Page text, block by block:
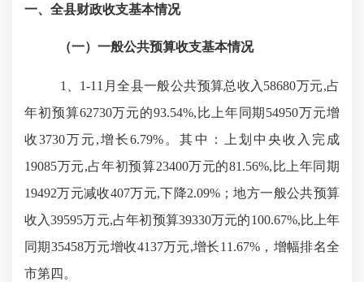
一、全县财政收支基本情况
（一）一般公共预算收支基本情况
1、1-11月全县一般公共预算总收入58680万元,占
年初预算62730万元的93.54%,比上年同期54950万元增
收3730万元,增长6.79%。其中：上划中央收入完成
19085万元,占年初预算23400万元的81.56%,比上年同期
19492万元减收407万元,下降2.09%；地方一般公共预算
收入39595万元,占年初预算39330万元的100.67%,比上年
同期35458万元增收4137万元,增长11.67%，增幅排名全
市第四。